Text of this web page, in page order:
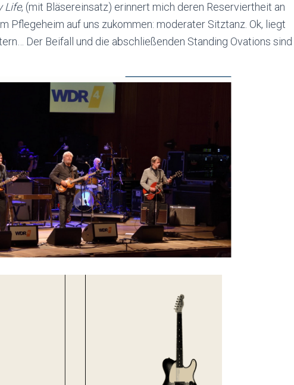
Life‚ (mit Bläsereinsatz) erinnert mich deren Reserviertheit an
Pflegeheim auf uns zukommen: moderater Sitztanz. Ok, liegt
Der Beifall und die abschließenden Standing Ovations sind